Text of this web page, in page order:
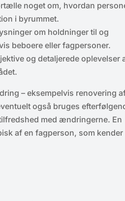
noget om, hvordan
i byrummet.
om holdninger til og
beboere eller fagpersoner.
og detaljerede oplevelser
– eksempelvis renovering
også bruges
med ændringerne. En
af en fagperson, som kender